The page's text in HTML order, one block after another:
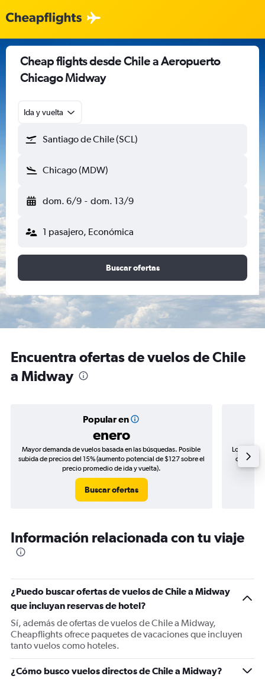
Cheap flights desde Chile a Aeropuerto
Chicago Midway
Ida y vuelta
Santiago de Chile (SCL)
Chicago (MDW)
dom. 6/9 - dom. 13/9
1 pasajero, Económica
Buscar ofertas
Encuentra ofertas de vuelos de Chile
a Midway
Popular en
enero
Mayor demanda de vuelos basada en las búsquedas. Posible
subida de precios del 15% (aumento potencial de $127 sobre el
precio promedio de ida y vuelta).
Buscar ofertas
Los
de
Información relacionada con tu viaje
¿Puedo buscar ofertas de vuelos de Chile a Midway
que incluyan reservas de hotel?
Sí, además de ofertas de vuelos de Chile a Midway,
Cheapflights ofrece paquetes de vacaciones que incluyen
tanto vuelos como hoteles.
¿Cómo busco vuelos directos de Chile a Midway?